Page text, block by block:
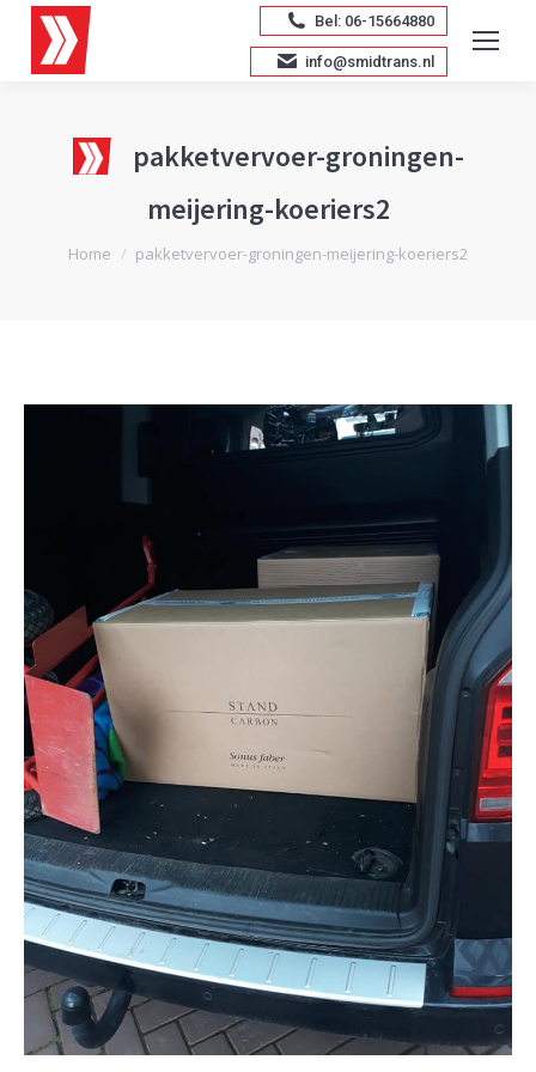
Bel: 06-15664880
info@smidtrans.nl
pakketvervoer-groningen-
meijering-koeriers2
Je bent hier:
Home pakketvervoer-groningen-meijering-koeriers2